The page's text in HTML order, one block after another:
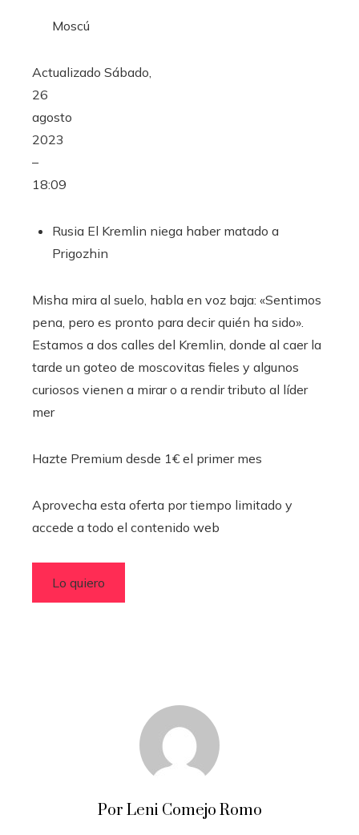
Moscú
Actualizado Sábado,
26
agosto
2023
–
18:09
Rusia El Kremlin niega haber matado a
Prigozhin
Misha mira al suelo, habla en voz baja: «Sentimos
pena, pero es pronto para decir quién ha sido».
Estamos a dos calles del Kremlin, donde al caer la
tarde un goteo de moscovitas fieles y algunos
curiosos vienen a mirar o a rendir tributo al líder
mer
Hazte Premium desde 1€ el primer mes
Aprovecha esta oferta por tiempo limitado y
accede a todo el contenido web
Lo quiero
Por Leni Comejo Romo